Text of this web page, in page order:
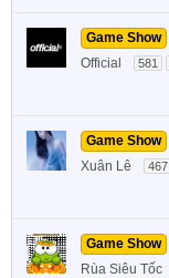
Game Show
Official 581
Game Show
Xuân Lê 467
Game Show
Rùa Siêu Tốc